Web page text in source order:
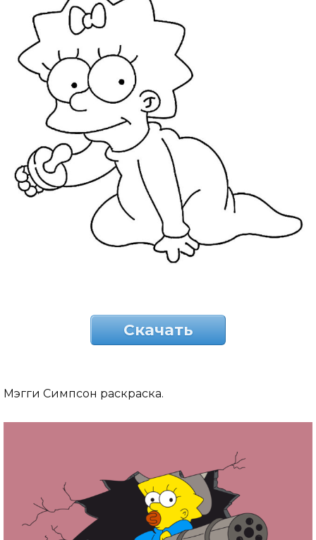
Скачать
Мэгги Симпсон раскраска.